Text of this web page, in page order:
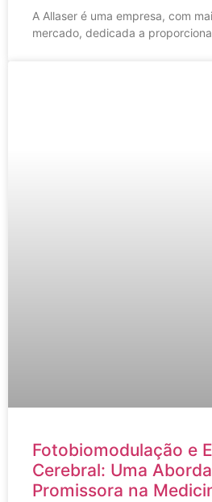
A Allaser é uma empresa, com
mercado, dedicada a
Fotobiomodulação e
Cerebral: Uma
Promissora na